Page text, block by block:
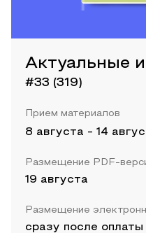
Актуальные
#33 (319)
Прием материалов
8 августа - 14
Размещение PDF-
19 августа
Размещение
сразу после оплаты